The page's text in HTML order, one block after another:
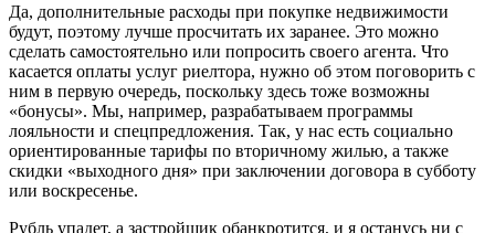
Да, дополнительные расходы при покупке недвижимости
будут, поэтому лучше просчитать их заранее. Это можно
сделать самостоятельно или попросить своего агента. Что
касается оплаты услуг риелтора, нужно об этом поговорить с
ним в первую очередь, поскольку здесь тоже возможны
«бонусы». Мы, например, разрабатываем программы
лояльности и спецпредложения. Так, у нас есть социально
ориентированные тарифы по вторичному жилью, а также
скидки «выходного дня» при заключении договора в субботу
или воскресенье.
Рубль упадет, а застройщик обанкротится, и я останусь ни с